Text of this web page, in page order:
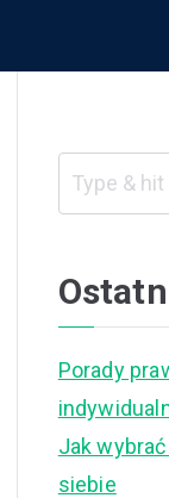
Porady
Jak
siebie